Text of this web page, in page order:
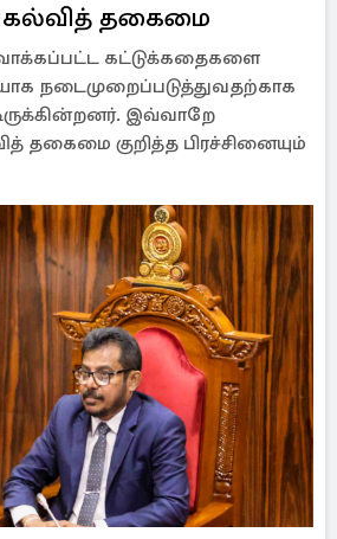
கல்வித் தகைமை
கட்டுக்கதைகளை
நடைமுறைப்படுத்துவதற்காக
இவ்வாறே
தகைமை குறித்த பிரச்சினையும்